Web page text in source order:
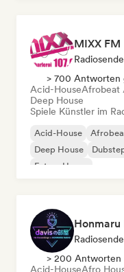
MIXX FM
> 700 Antworten
Acid-HouseAfrobeat
Deep House
Spiele Künstler im
Acid-House
Deep House
Future House
Honmaru
> 200 Antworten
Acid-HouseAfro